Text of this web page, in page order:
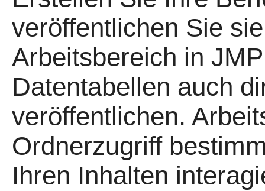
veröffentlichen Sie
Arbeitsbereich in
Datentabellen auch
veröffentlichen.
Ordnerzugriff
Ihren Inhalten